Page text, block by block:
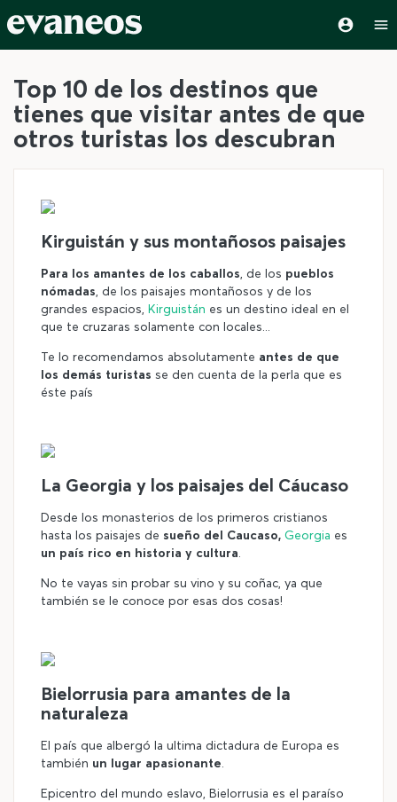
Top 10 de los destinos que
tienes que visitar antes de que
otros turistas los descubran
Kirguistán y sus montañosos paisajes
Para los amantes de los caballos, de los pueblos
nómadas, de los paisajes montañosos y de los
grandes espacios, Kirguistán es un destino ideal en el
que te cruzaras solamente con locales...
Te lo recomendamos absolutamente antes de que
los demás turistas se den cuenta de la perla que es
éste país
La Georgia y los paisajes del Cáucaso
Desde los monasterios de los primeros cristianos
hasta los paisajes de sueño del Caucaso, Georgia es
un país rico en historia y cultura.
No te vayas sin probar su vino y su coñac, ya que
también se le conoce por esas dos cosas!
Bielorrusia para amantes de la
naturaleza
El país que albergó la ultima dictadura de Europa es
también un lugar apasionante.
Epicentro del mundo eslavo, Bielorrusia es el paraíso